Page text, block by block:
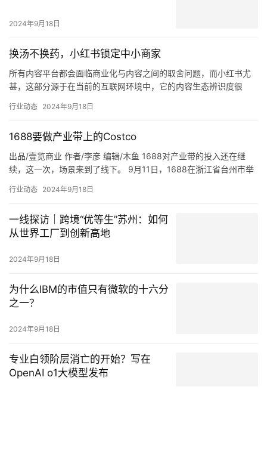
相关推荐
全网曝光超8亿，连续4天闯入双
榜！这部女频武侠短剧爆了？
生意吗？
2024年9月18日
护肤的尽头是医美？高端化还是国
货的唯一出路吗？
2024年9月18日
小米折戟大折叠
2024年9月18日
换汤不换药，小红书锁定中小商家
所有内容平台都会面临商业化与内容之间的取舍问题，而小红书尤